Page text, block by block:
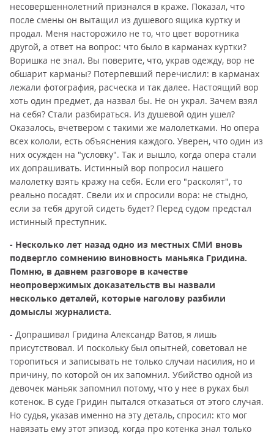
несовершеннолетний признался в краже. Показал, что
после смены он вытащил из душевого ящика куртку и
продал. Меня насторожило не то, что цвет воротника
другой, а ответ на вопрос: что было в карманах куртки?
Воришка не знал. Вы поверите, что, украв одежду, вор не
обшарит карманы? Потерпевший перечислил: в карманах
лежали фотография, расческа и так далее. Настоящий вор
хоть один предмет, да назвал бы. Не он украл. Зачем взял
на себя? Стали разбираться. Из душевой один ушел?
Оказалось, вчетвером с такими же малолетками. Но опера
всех кололи, есть объяснения каждого. Уверен, что один из
них осужден на "условку". Так и вышло, когда опера стали
их допрашивать. Истинный вор попросил нашего
малолетку взять кражу на себя. Если его "расколят", то
реально посадят. Свели их и спросили вора: не стыдно,
если за тебя другой сидеть будет? Перед судом предстал
истинный преступник.
- Несколько лет назад одно из местных СМИ вновь
подвергло сомнению виновность маньяка Гридина.
Помню, в давнем разговоре в качестве
неопровержимых доказательств вы назвали
несколько деталей, которые наголову разбили
домыслы журналиста.
- Допрашивал Гридина Александр Ватов, я лишь
присутствовал. И поскольку был опытней, советовал не
торопиться и записывать не только случаи насилия, но и
причину, по которой он их запомнил. Убийство одной из
девочек маньяк запомнил потому, что у нее в руках был
котенок. В суде Гридин пытался отказаться от этого случая.
Но судья, указав именно на эту деталь, спросил: кто мог
навязать ему этот эпизод, когда про котенка знал только